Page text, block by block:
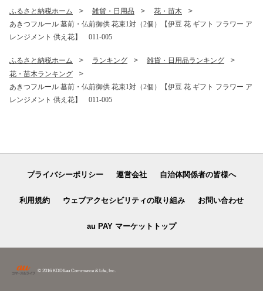
ト 贈り物 おすすめ 美味しい
コレクション 口コミ 食べ方
ネット 箱 ホワイトデー バレ
ンタイン メニュー 催事 】
ふるさと納税ホーム 雑貨・日用品
花・苗木
あきつフルール 墓前・仏前御供 花束1対（2個）【伊豆 花 ギフト フラワー ア
レンジメント 供え花】 011-005
ふるさと納税ホーム ランキング
雑貨・日用品ランキング
花・苗木ランキング
あきつフルール 墓前・仏前御供 花束1対（2個）【伊豆 花 ギフト フラワー ア
レンジメント 供え花】 011-005
プライバシーポリシー 運営会社 自治体関係者の皆様へ
利用規約 ウェブアクセシビリティの取り組み お問い合わせ
au PAY マーケットトップ
© 2016 KDDI/au Commerce & Life, Inc.